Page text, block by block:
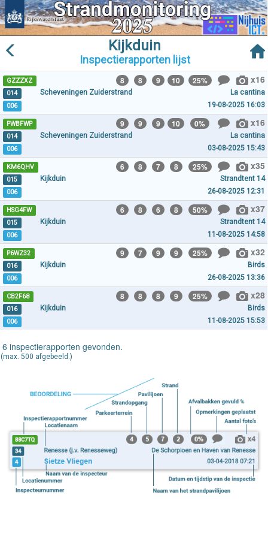
Kijkduin
Inspectierapporten lijst
GZZZXZ 8 8 9 10 25% x16
014 Scheveningen Zuiderstrand La cantina
006 19-08-2025 16:03
PWBFWP 9 9 9 10 0% x16
014 Scheveningen Zuiderstrand La cantina
006 03-08-2025 15:43
KM6QHV 6 8 7 8 25% x35
015 Kijkduin Strandtent 14
006 26-08-2025 12:31
HSG4FW 6 8 6 8 50% x37
015 Kijkduin Strandtent 14
006 11-08-2025 14:58
P6WZ32 9 7 9 9 25% x32
016 Kijkduin Birds
006 26-08-2025 13:36
CB2F68 8 8 8 9 25% x28
016 Kijkduin Birds
006 11-08-2025 15:53
6 inspectierapporten gevonden.
(max. 500 afgebeeld.)